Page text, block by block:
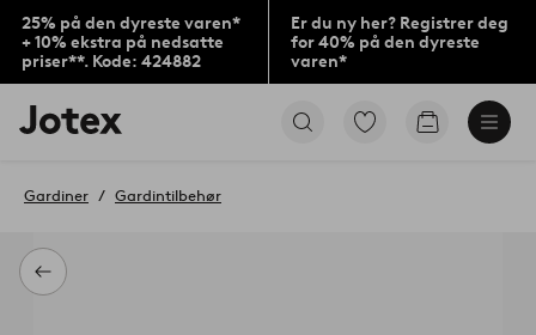
25% på den dyreste varen*
+ 10% ekstra på nedsatte
priser**. Kode: 424882
Er du ny her? Registrer deg
for 40% på den dyreste
varen*
Jotex’
logo
til
Gå
Gå
Tilbake
Gardiner Gardintilbehør